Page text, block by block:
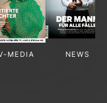
MEDIA NEWS